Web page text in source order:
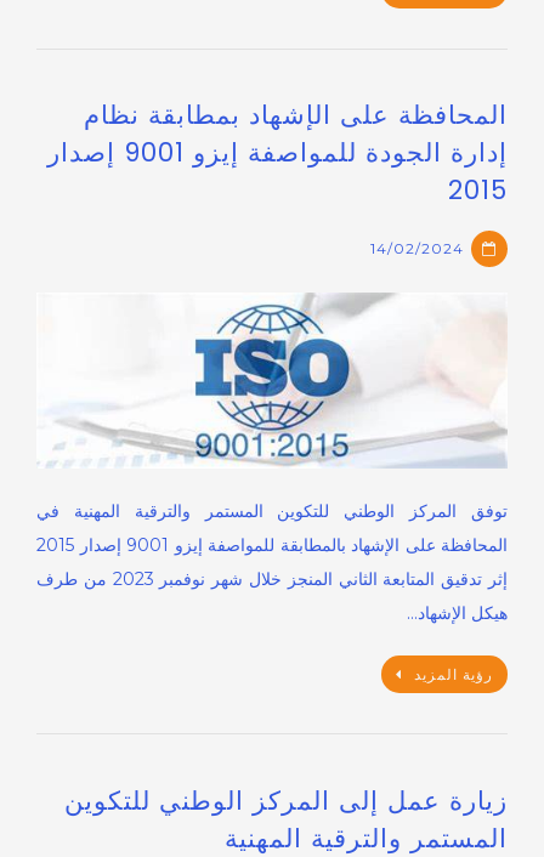
المحافظة على الإشهاد بمطابقة نظام
إدارة الجودة للمواصفة إيزو 9001 إصدار
2015
14/02/2024
توفق المركز الوطني للتكوين المستمر والترقية المهنية في
المحافظة على الإشهاد بالمطابقة للمواصفة إيزو 9001 إصدار 2015
إثر تدقيق المتابعة الثاني المنجز خلال شهر نوفمبر 2023 من طرف
هيكل الإشهاد…
رؤية المزيد
زيارة عمل إلى المركز الوطني للتكوين
المستمر والترقية المهنية